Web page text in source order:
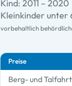
Kind: 2011 – 2020
Kleinkinder unter
vorbehaltlich
Preise
Berg- und Talfahrt